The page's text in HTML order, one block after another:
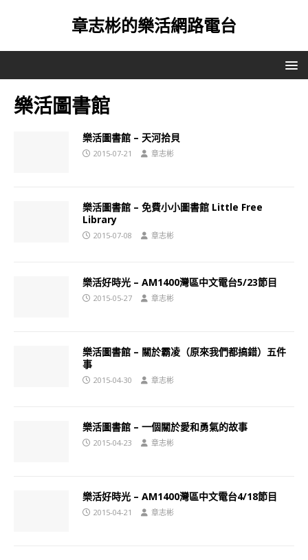
章志彬的樂活網路電台
樂活圖書館
樂活圖書館 – 天河拾貝
2015-07-21 章志彬
樂活圖書館 – 免費小小圖書館 Little Free
Library
2015-07-08 章志彬
樂活好時光 – AM1400灣區中文電台5/23節目
2015-05-27 章志彬
樂活圖書館 – 關於霸凌（原來我們都搞錯）五件
事
2015-04-30 章志彬
樂活圖書館 – 一個關於愛和勇氣的故事
2015-04-23 章志彬
樂活好時光 – AM1400灣區中文電台4/18節目
2015-04-21 章志彬